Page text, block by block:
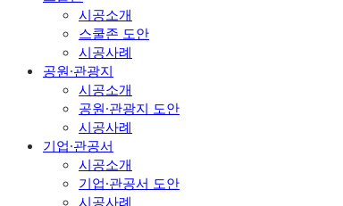
시공소개
스쿨존 도안
시공사례
공원·관광지
시공소개
공원·관광지 도안
시공사례
기업·관공서
시공소개
기업·관공서 도안
시공사례